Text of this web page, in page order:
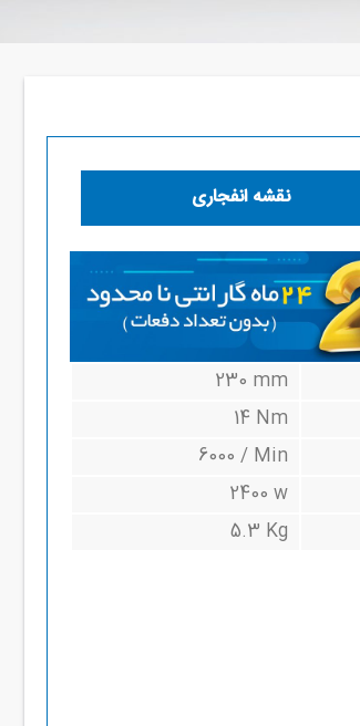
نقشه انفجاری
230 mm
14 Nm
6000 / Min
2400 w
5.3 Kg